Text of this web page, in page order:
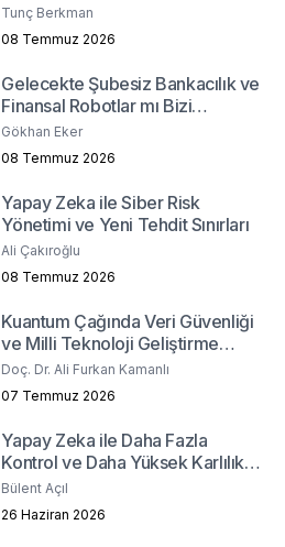
Tunç Berkman
08 Temmuz 2026
Gelecekte Şubesiz Bankacılık ve
Finansal Robotlar mı Bizi
Bekliyor?
Gökhan Eker
08 Temmuz 2026
Yapay Zeka ile Siber Risk
Yönetimi ve Yeni Tehdit Sınırları
Ali Çakıroğlu
08 Temmuz 2026
Kuantum Çağında Veri Güvenliği
ve Milli Teknoloji Geliştirme
Stratejileri
Doç. Dr. Ali Furkan Kamanlı
07 Temmuz 2026
Yapay Zeka ile Daha Fazla
Kontrol ve Daha Yüksek Karlılık
Mümkün mü?
Bülent Açıl
26 Haziran 2026